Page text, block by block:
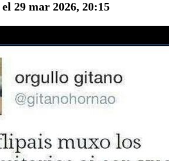
el 29 mar 2026, 20:15